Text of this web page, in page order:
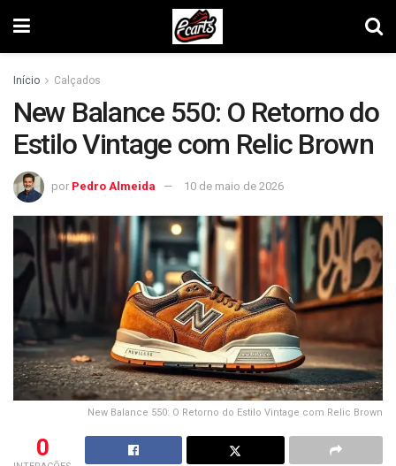
Início Calçados
New Balance 550: O Retorno do
Estilo Vintage com Relic Brown
por Pedro Almeida 10 de maio de 2026
New Balance 550: O Retorno do Estilo Vintage com Relic Brown
0